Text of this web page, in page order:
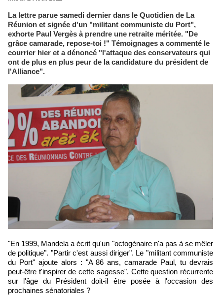
La lettre parue samedi dernier dans le Quotidien de La
Réunion et signée d'un "militant communiste du Port",
exhorte Paul Vergès à prendre une retraite méritée. "De
grâce camarade, repose-toi !" Témoignages a commenté le
courrier hier et a dénoncé "l'attaque des conservateurs qui
ont de plus en plus peur de la candidature du président de
l'Alliance".
"En 1999, Mandela a écrit qu'un "octogénaire n'a pas à se mêler
de politique". "Partir c'est aussi diriger". Le "militant communiste
du Port" ajoute alors : "A 86 ans, camarade Paul, tu devrais
peut-être t'inspirer de cette sagesse". Cette question récurrente
sur l'âge du Président doit-il être posée à l'occasion des
prochaines sénatoriales ?